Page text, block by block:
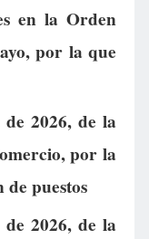
en la Orden
por la que
2026, de la
por la
de puestos
2026, de la